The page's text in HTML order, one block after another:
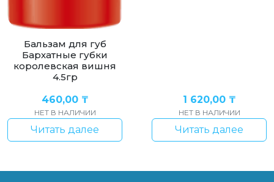
Бальзам для губ
Бархатные губки
королевская вишня
4.5гр
460,00 ₸
НЕТ В НАЛИЧИИ
Читать далее
1 620,00 ₸
НЕТ В НАЛИЧИИ
Читать далее